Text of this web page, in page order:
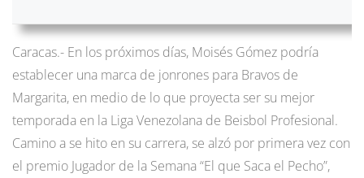
Caracas.- En los próximos días, Moisés Gómez podría
establecer una marca de jonrones para Bravos de
Margarita, en medio de lo que proyecta ser su mejor
temporada en la Liga Venezolana de Beisbol Profesional.
Camino a se hito en su carrera, se alzó por primera vez con
el premio Jugador de la Semana “El que Saca el Pecho”,